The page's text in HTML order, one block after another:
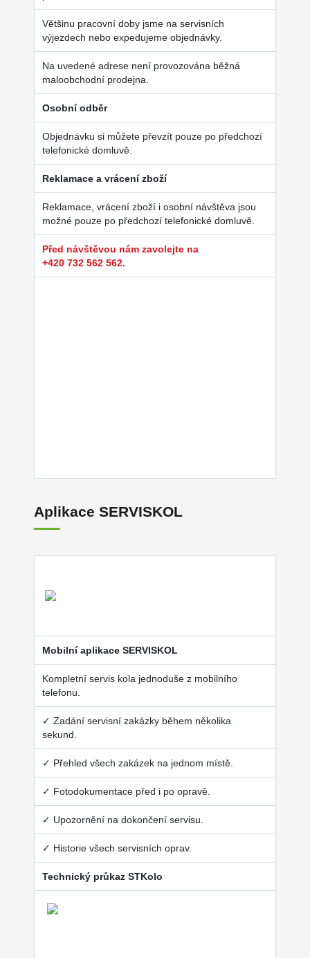
Většinu pracovní doby jsme na servisních
výjezdech nebo expedujeme objednávky.
Na uvedené adrese není provozována běžná
maloobchodní prodejna.
Osobní odběr
Objednávku si můžete převzít pouze po předchozí
telefonické domluvě.
Reklamace a vrácení zboží
Reklamace, vrácení zboží i osobní návštěva jsou
možné pouze po předchozí telefonické domluvě.
Před návštěvou nám zavolejte na
+420 732 562 562.
Aplikace SERVISKOL
Mobilní aplikace SERVISKOL
Kompletní servis kola jednoduše z mobilního
telefonu.
✓ Zadání servisní zakázky během několika
sekund.
✓ Přehled všech zakázek na jednom místě.
✓ Fotodokumentace před i po opravě.
✓ Upozornění na dokončení servisu.
✓ Historie všech servisních oprav.
Technický průkaz STKolo